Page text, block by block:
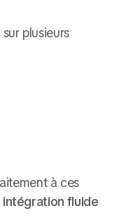
plusieurs
à ces
intégration fluide